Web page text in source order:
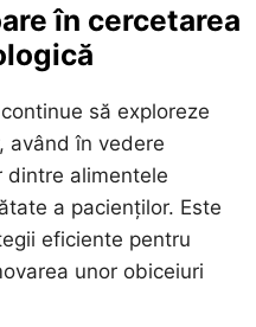
în cercetarea
să exploreze
având în vedere
dintre alimentele
a pacienților. Este
eficiente pentru
unor obiceiuri